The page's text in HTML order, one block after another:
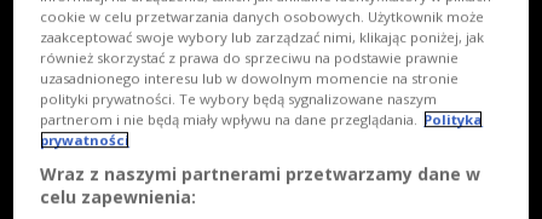
cookie w celu przetwarzania danych osobowych. Użytkownik może
zaakceptować swoje wybory lub zarządzać nimi, klikając poniżej, jak
również skorzystać z prawa do sprzeciwu na podstawie prawnie
uzasadnionego interesu lub w dowolnym momencie na stronie
polityki prywatności. Te wybory będą sygnalizowane naszym
partnerom i nie będą miały wpływu na dane przeglądania. Polityka
prywatności
Wraz z naszymi partnerami przetwarzamy dane w
celu zapewnienia: